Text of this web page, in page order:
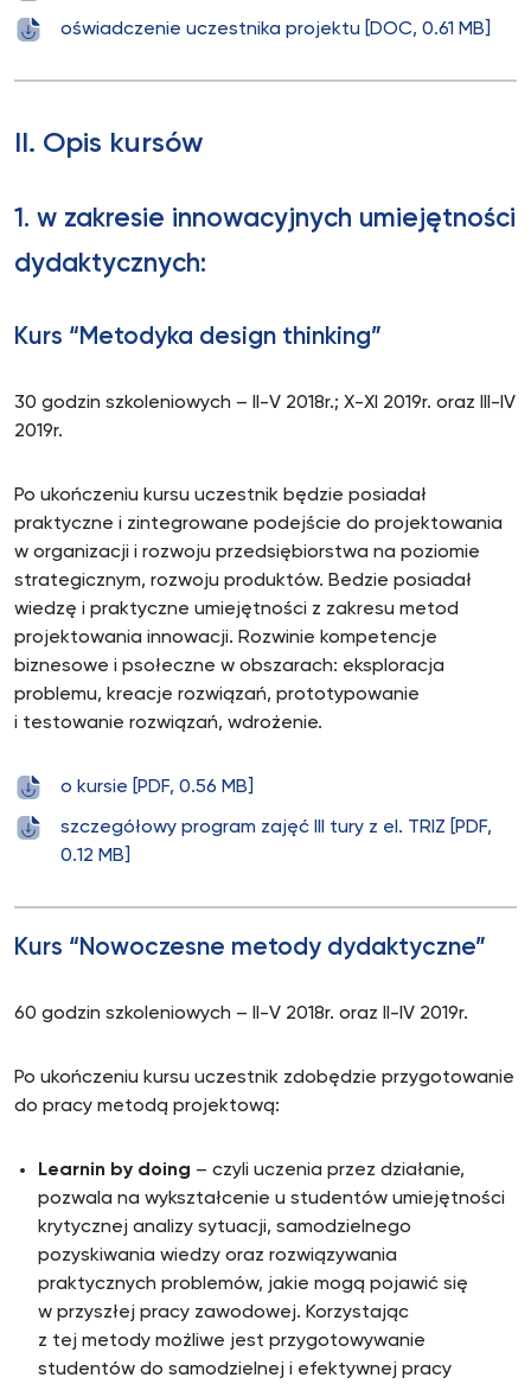
oświadczenie uczestnika projektu [DOC, 0.61 MB]
II. Opis kursów
1. w zakresie innowacyjnych umiejętności
dydaktycznych:
Kurs “Metodyka design thinking”
30 godzin szkoleniowych – II-V 2018r.; X-XI 2019r. oraz III-IV
2019r.
Po ukończeniu kursu uczestnik będzie posiadał
praktyczne i zintegrowane podejście do projektowania
w organizacji i rozwoju przedsiębiorstwa na poziomie
strategicznym, rozwoju produktów. Bedzie posiadał
wiedzę i praktyczne umiejętności z zakresu metod
projektowania innowacji. Rozwinie kompetencje
biznesowe i psołeczne w obszarach: eksploracja
problemu, kreacje rozwiązań, prototypowanie
i testowanie rozwiązań, wdrożenie.
o kursie [PDF, 0.56 MB]
szczegółowy program zajęć III tury z el. TRIZ [PDF,
0.12 MB]
Kurs “Nowoczesne metody dydaktyczne”
60 godzin szkoleniowych – II-V 2018r. oraz II-IV 2019r.
Po ukończeniu kursu uczestnik zdobędzie przygotowanie
do pracy metodą projektową:
Learnin by doing – czyli uczenia przez działanie,
pozwala na wykształcenie u studentów umiejętności
krytycznej analizy sytuacji, samodzielnego
pozyskiwania wiedzy oraz rozwiązywania
praktycznych problemów, jakie mogą pojawić się
w przyszłej pracy zawodowej. Korzystając
z tej metody możliwe jest przygotowywanie
studentów do samodzielnej i efektywnej pracy